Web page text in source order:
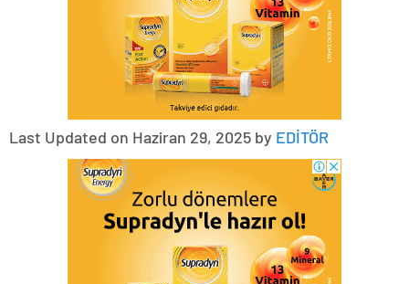
Last Updated on Haziran 29, 2025 by EDİTÖR